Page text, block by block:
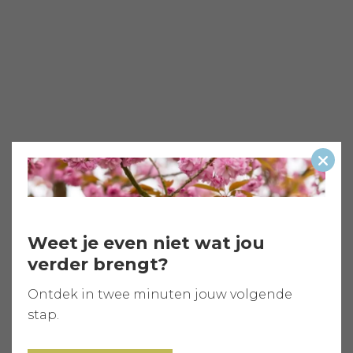
Weet je even niet wat jou
verder brengt?
Ontdek in twee minuten jouw volgende
stap.